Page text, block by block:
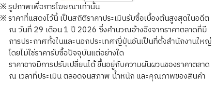
23K gold (K23) ring
3.8g
ราคารับซื้ออ้างอิง
※ รูปภาพเพื่อการโฆษณาเท่านั้น
※ ราคาที่แสดงไว้นี้ เป็นสถิติราคาประเมินรับซื้อเบื้องต้นสูงสุดในอดีต
ณ วันที่ 29 เดือน 1 ปี 2026 ซึ่งคำนวณอ้างอิงจากราคาตลาดที่มี
การประกาศทั้งในและนอกประเทศญี่ปุ่นอันเป็นที่ตั้งสำนักงานใหญ่
โดยไม่ใช่ราคารับซื้อปัจจุบันแต่อย่างใด
ราคาอาจมีการปรับเปลี่ยนได้ ขึ้นอยู่กับความผันผวนของราคาตลาด
ณ เวลาที่ประเมิน ตลอดจนสภาพ น้ำหนัก และคุณภาพของสินค้า